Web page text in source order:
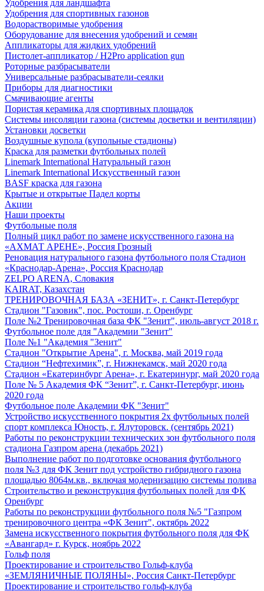
Удобрения для ландшафта
Удобрения для спортивных газонов
Водорастворимые удобрения
Оборудование для внесения удобрений и семян
Аппликаторы для жидких удобрений
Пистолет-аппликатор / H2Pro application gun
Роторные разбрасыватели
Универсальные разбрасыватели-сеялки
Приборы для диагностики
Смачивающие агенты
Пористая керамика для спортивных площадок
Системы инсоляции газона (системы досветки и вентиляции)
Установки досветки
Воздушные купола (купольные стадионы)
Краска для разметки футбольных полей
Linemark International Натуральный газон
Linemark International Искусственный газон
BASF краска для газона
Крытые и открытые Падел корты
Акции
Наши проекты
Футбольные поля
Полный цикл работ по замене искусственного газона на
«АХМАТ АРЕНЕ», Россия Грозный
Реновация натурального газона футбольного поля Стадион
«Краснодар-Арена», Россия Краснодар
ZELPO ARENA, Словакия
KAIRAT, Казахстан
ТРЕНИРОВОЧНАЯ БАЗА «ЗЕНИТ», г. Санкт-Петербург
Стадион "Газовик", пос. Ростоши, г. Оренбург
Поле №2 Тренировочная база ФК "Зенит", июль-август 2018 г.
Футбольное поле для "Академии "Зенит"
Поле №1 "Академия "Зенит"
Стадион "Открытие Арена", г. Москва, май 2019 года
Стадион “Нефтехимик”, г. Нижнекамск, май 2020 года
Стадион «Екатеринбург Арена», г. Екатеринург, май 2020 года
Поле № 5 Академия ФК “Зенит”, г. Санкт-Петербург, июнь
2020 года
Футбольное поле Академии ФК "Зенит"
Устройство искусственного покрытия 2х футбольных полей
спорт комплекса Юность, г. Ялуторовск. (сентябрь 2021)
Работы по реконструкции технических зон футбольного поля
стадиона Газпром арена (декабрь 2021)
Выполнение работ по подготовке основания футбольного
поля №3 для ФК Зенит под устройство гибридного газона
площадью 8064м.кв., включая модернизацию системы полива
Строительство и реконструкция футбольных полей для ФК
Оренбург
Работы по реконструкции футбольного поля №5 "Газпром
тренировочного центра «ФК Зенит", октябрь 2022
Замена искусственного покрытия футбольного поля для ФК
«Авангард» г. Курск, ноябрь 2022
Гольф поля
Проектирование и строительство Гольф-клуба
«ЗЕМЛЯНИЧНЫЕ ПОЛЯНЫ», Россия Санкт-Петербург
Проектирование и строительство гольф-клуба